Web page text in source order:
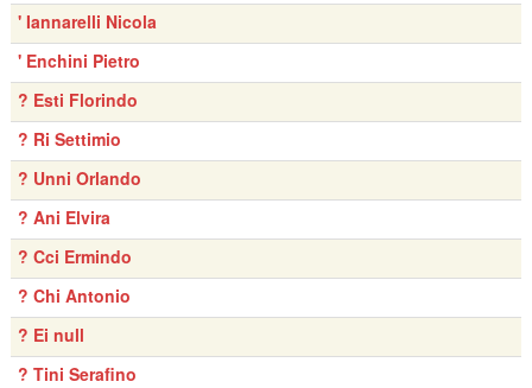
' Iannarelli Nicola
' Enchini Pietro
? Esti Florindo
? Ri Settimio
? Unni Orlando
? Ani Elvira
? Cci Ermindo
? Chi Antonio
? Ei null
? Tini Serafino